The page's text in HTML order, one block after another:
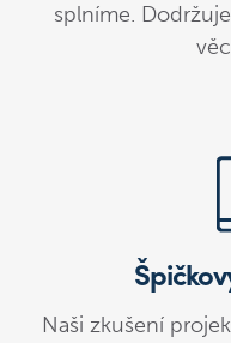
splníme.
Naši zkušení